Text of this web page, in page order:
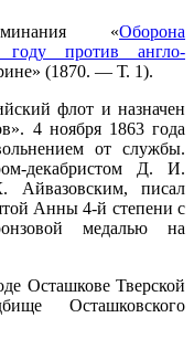
«Оборона
году против англо-
(1870. — Т. 1).
флот и назначен
4 ноября 1863 года
от службы.
декабристом Д. И.
писал
Анны 4-й степени с
медалью на
Осташкове Тверской
Осташковского